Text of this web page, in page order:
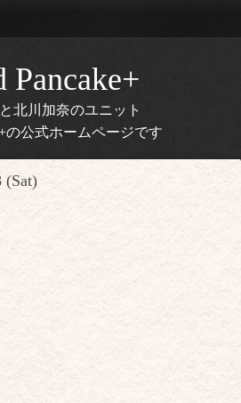
Pancake+
北川加奈のユニット
の公式ホームページです
(Sat)